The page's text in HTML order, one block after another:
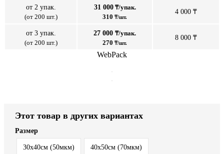
от 2 упак.
(от 200 шт.)
31 000₸/упак.
310 ₸/шт.
4 000 ₸
от 3 упак.
(от 200 шт.)
27 000 ₸/упак.
270 ₸/шт.
8 000 ₸
WebPack
Этот товар в других вариантах
Размер
30x40см (50мкм) 40x50см (70мкм)